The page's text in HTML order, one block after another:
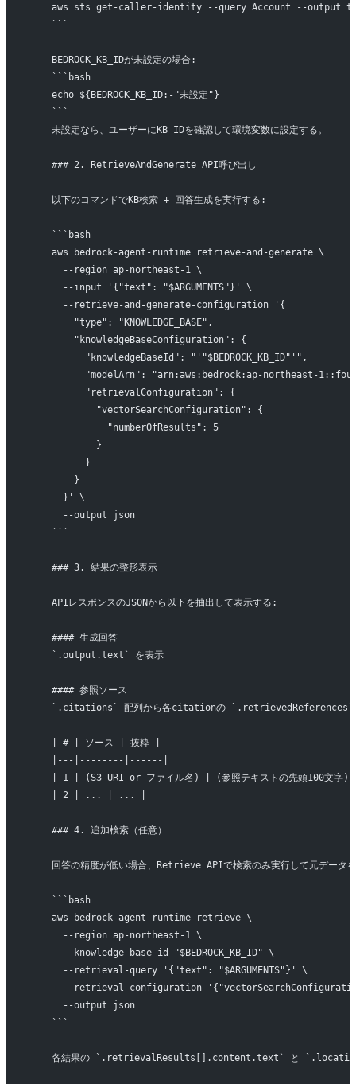
aws sts get-caller-identity --query Account --output
    ```
    BEDROCK_KB_IDが未設定の場合:
    ```bash
    echo ${BEDROCK_KB_ID:-"未設定"}
    ```
    未設定なら、ユーザーにKB IDを確認して環境変数に設定する。
    ### 2. RetrieveAndGenerate API呼び出し
    以下のコマンドでKB検索 + 回答生成を実行する:
    ```bash
    aws bedrock-agent-runtime retrieve-and-generate \
      --region ap-northeast-1 \
      --input '{"text": "$ARGUMENTS"}' \
      --retrieve-and-generate-configuration '{
        "type": "KNOWLEDGE_BASE",
        "knowledgeBaseConfiguration": {
          "knowledgeBaseId": "'"$BEDROCK_KB_ID"'",
"modelArn": "arn:aws:bedrock:ap-northeast-
          "retrievalConfiguration": {
            "vectorSearchConfiguration": {
              "numberOfResults": 5
            }
          }
        }
      }' \
      --output json
    ```
    ### 3. 結果の整形表示
    APIレスポンスのJSONから以下を抽出して表示する:
    #### 生成回答
    `.output.text` を表示
    #### 参照ソース
`.citations` 配列から各citationの `.retrievedReferences`
    | # | ソース | 抜粋 |
    |---|--------|------|
| 1 | (S3 URI or ファイル名) | (参照テキストの先頭100文字)
    | 2 | ... | ... |
    ### 4. 追加検索（任意）
回答の精度が低い場合、Retrieve APIで検索のみ実行して元データ
    ```bash
    aws bedrock-agent-runtime retrieve \
      --region ap-northeast-1 \
      --knowledge-base-id "$BEDROCK_KB_ID" \
      --retrieval-query '{"text": "$ARGUMENTS"}' \
--retrieval-configuration
      --output json
    ```
各結果の `.retrievalResults[].content.text` と